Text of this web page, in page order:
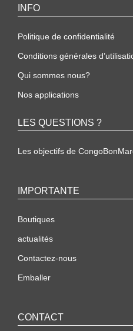
INFO
Politique de confidentialité
Conditions générales
Qui sommes nous?
Nos applications
LES QUESTIONS ?
Les objectifs de
IMPORTANTE
Boutiques
actualités
Contactez-nous
Emballer
CONTACT